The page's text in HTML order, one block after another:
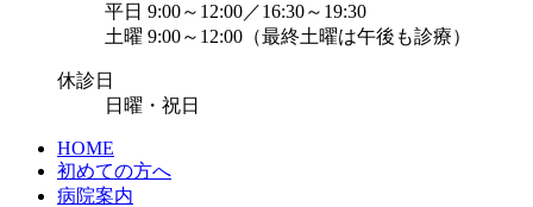
平日 9:00～12:00／16:30～19:30
土曜 9:00～12:00（最終土曜は午後も診療）
休診日
日曜・祝日
HOME
初めての方へ
病院案内